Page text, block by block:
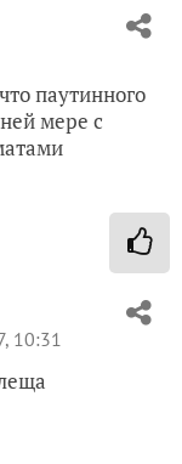
паутинного
мере с
10:31